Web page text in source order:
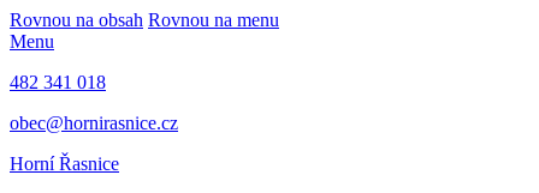
Rovnou na obsah Rovnou na menu
Menu
482 341 018
obec@hornirasnice.cz
Horní Řasnice